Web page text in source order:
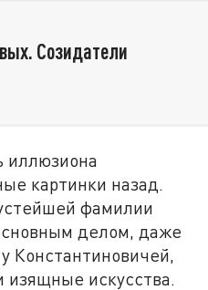
Созидатели
иллюзиона
картинки назад.
фамилии
делом, даже
Константиновичей,
изящные искусства.